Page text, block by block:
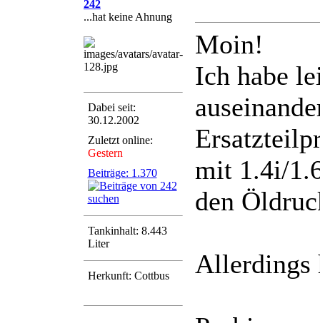
242
...hat keine Ahnung
Dabei seit:
30.12.2002
Zuletzt online:
Gestern
Beiträge: 1.370
Tankinhalt: 8.443
Liter
Herkunft: Cottbus
Moin!
Ich habe
mit 1.4i/
den
Allerdings